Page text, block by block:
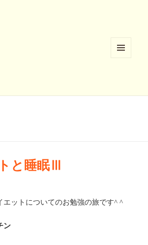
と睡眠Ⅲ
エットについてのお勉強の旅です^ ^
ン